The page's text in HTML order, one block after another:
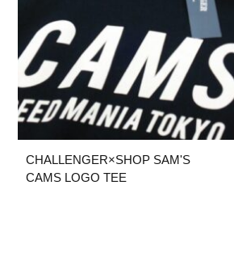
CHALLENGER×SHOP SAM'S
CAMS LOGO TEE